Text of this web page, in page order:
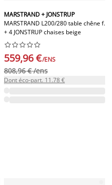
MARSTRAND + JONSTRUP
MARSTRAND L200/280 table chêne f.
+ 4 JONSTRUP chaises beige






559,96 €/ENS
808,96 € /ens
Dont éco-part. 11.78 €